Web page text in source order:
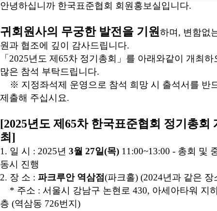
안녕하십니까 한국표준협회 회원홍보실입니다.
귀회원사의 무궁한 발전을 기원 하며 , 변함없
원과 협조에 깊이 감사드립니다.
「 2025년도 제 65차 정기총회 」 를 아래와같이 개최하
많은 참석 부탁드립니다.
※ 지정좌석제 운영으로 참석 희망 시 출석서를 반
제출해 주십시요.
[2025년도 제 65차 한국표준협회 정기총회
최 ]
1. 일 시 : 2025년 3월 27일(목) 11:00~13:00 - 총회 및
동시 진행
2. 장 소 : 파크루안 역삼점(파크홀) (2024년과 같은 장
* 주소 : 서울시 강남구 논현로 430, 아세아타워 지
층 (역삼동 726번지 )